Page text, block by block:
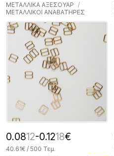
ΜΕΤΑΛΛΙΚΑ ΑΞΕΣΟΥΑΡ
ΜΕΤΑΛΛΙΚΟΙ ΑΝΑΒΑΤΗΡΕΣ
0.0812-0.1218€
40.61€ / 500 Τεμ.